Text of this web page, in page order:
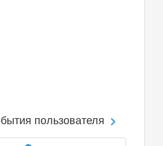
пользователя